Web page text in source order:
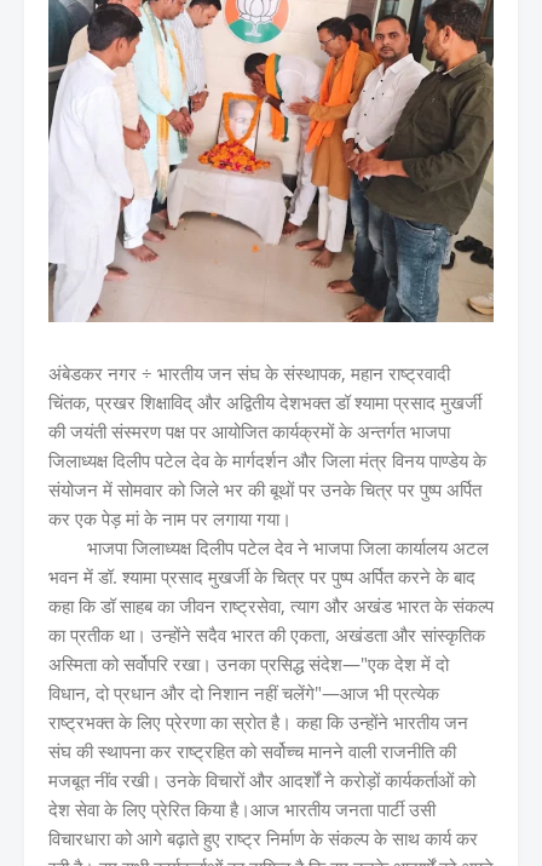
अंबेडकर नगर ÷ भारतीय जन संघ के संस्थापक, महान राष्ट्रवादी
चिंतक, प्रखर शिक्षाविद् और अद्वितीय देशभक्त डॉ श्यामा प्रसाद मुखर्जी
की जयंती संस्मरण पक्ष पर आयोजित कार्यक्रमों के अन्तर्गत भाजपा
जिलाध्यक्ष दिलीप पटेल देव के मार्गदर्शन और जिला मंत्र विनय पाण्डेय के
संयोजन में सोमवार को जिले भर की बूथों पर उनके चित्र पर पुष्प अर्पित
कर एक पेड़ मां के नाम पर लगाया गया।
भाजपा जिलाध्यक्ष दिलीप पटेल देव ने भाजपा जिला कार्यालय अटल
भवन में डॉ. श्यामा प्रसाद मुखर्जी के चित्र पर पुष्प अर्पित करने के बाद
कहा कि डॉ साहब का जीवन राष्ट्रसेवा, त्याग और अखंड भारत के संकल्प
का प्रतीक था। उन्होंने सदैव भारत की एकता, अखंडता और सांस्कृतिक
अस्मिता को सर्वोपरि रखा। उनका प्रसिद्ध संदेश—"एक देश में दो
विधान, दो प्रधान और दो निशान नहीं चलेंगे"—आज भी प्रत्येक
राष्ट्रभक्त के लिए प्रेरणा का स्रोत है। कहा कि उन्होंने भारतीय जन
संघ की स्थापना कर राष्ट्रहित को सर्वोच्च मानने वाली राजनीति की
मजबूत नींव रखी। उनके विचारों और आदर्शों ने करोड़ों कार्यकर्ताओं को
देश सेवा के लिए प्रेरित किया है।आज भारतीय जनता पार्टी उसी
विचारधारा को आगे बढ़ाते हुए राष्ट्र निर्माण के संकल्प के साथ कार्य कर